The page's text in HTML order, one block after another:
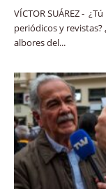
VÍCTOR SUÁREZ -
periódicos y
albores del...